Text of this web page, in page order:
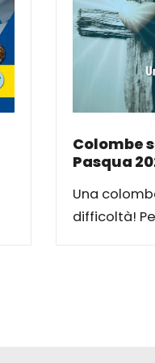
Colombe
Pasqua
Una
difficoltà!